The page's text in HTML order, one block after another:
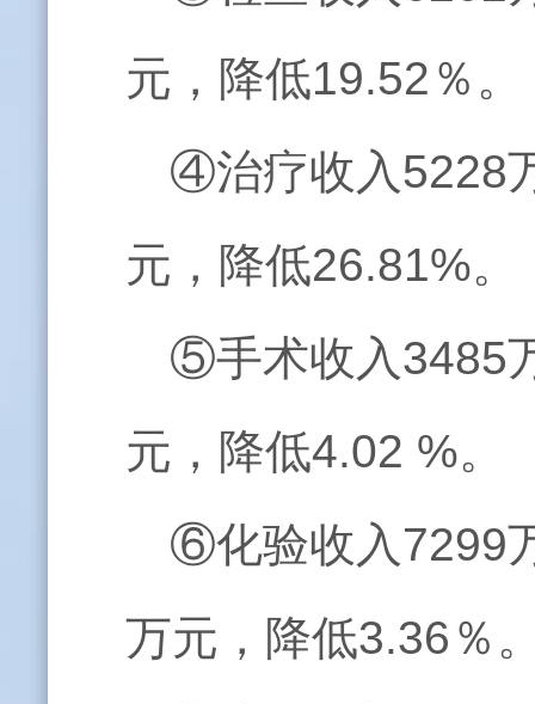
元，降低19.52％。
④治疗收入5228
元，降低26.81%。
⑤手术收入3485
元，降低4.02 %。
⑥化验收入7299
万元，降低3.36％